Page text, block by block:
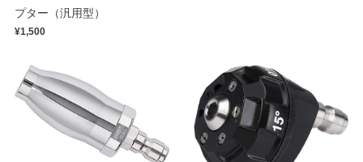
プター（汎用型）
¥1,500